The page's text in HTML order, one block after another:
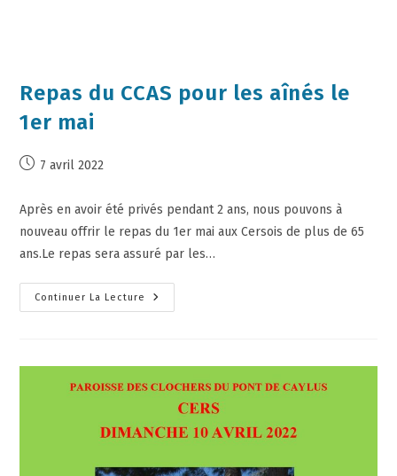
Repas du CCAS pour les aînés le
1er mai
7 avril 2022
Après en avoir été privés pendant 2 ans, nous pouvons à
nouveau offrir le repas du 1er mai aux Cersois de plus de 65
ans.Le repas sera assuré par les…
Continuer La Lecture